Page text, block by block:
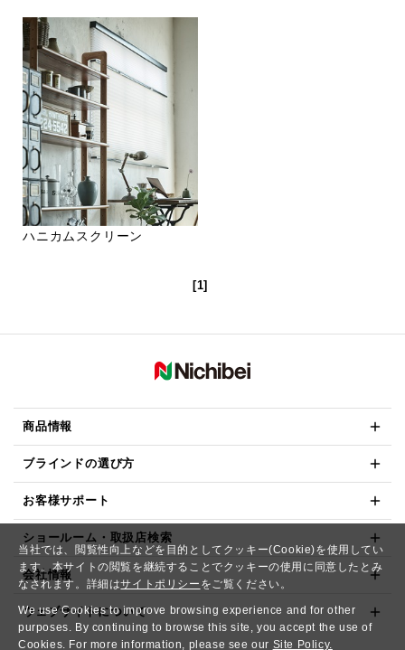
当社では、閲覧性向上などを目的としてクッキー(Cookie)を使用してい
ます。本サイトの閲覧を継続することでクッキーの使用に同意したとみ
なされます。詳細はサイトポリシー をご覧ください。
We use Cookies to improve browsing experience and for other
purposes. By continuing to browse this site, you accept the use of
Cookies. For more information, please see our Site Policy.
ハニカムスクリーン
[1]
商品情報
ブラインドの選び方
お客様サポート
ショールーム・取扱店検索
会社情報
ウェブサイトについて